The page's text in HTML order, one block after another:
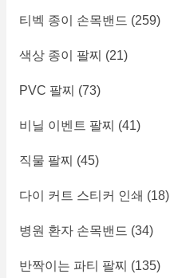
티벡 종이 손목밴드 (259)
색상 종이 팔찌 (21)
PVC 팔찌 (73)
비닐 이벤트 팔찌 (41)
직물 팔찌 (45)
다이 커트 스티커 인쇄 (18)
병원 환자 손목밴드 (34)
반짝이는 파티 팔찌 (135)